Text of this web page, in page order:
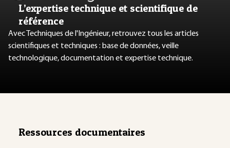
L’expertise technique et scientifique de
référence
Avec Techniques de l'Ingénieur, retrouvez tous les articles
scientifiques et techniques : base de données, veille
technologique, documentation et expertise technique.
Ressources documentaires